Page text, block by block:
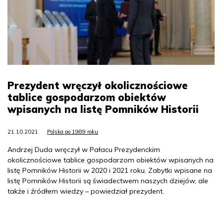
Prezydent wręczył okolicznościowe
tablice gospodarzom obiektów
wpisanych na listę Pomników Historii
21.10.2021 Polska po 1989 roku
Andrzej Duda wręczył w Pałacu Prezydenckim
okolicznościowe tablice gospodarzom obiektów wpisanych na
listę Pomników Historii w 2020 i 2021 roku. Zabytki wpisane na
listę Pomników Historii są świadectwem naszych dziejów, ale
także i źródłem wiedzy – powiedział prezydent.